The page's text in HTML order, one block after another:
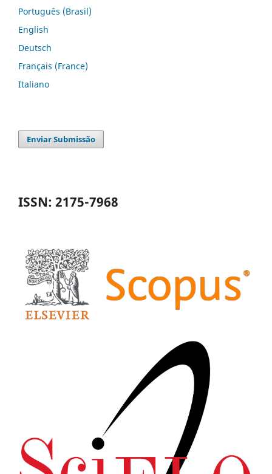
Português (Brasil)
English
Deutsch
Français (France)
Italiano
Enviar Submissão
ISSN: 2175-7968